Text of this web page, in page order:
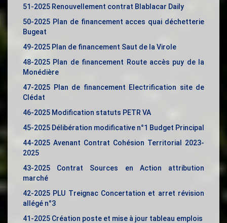
51-2025 Renouvellement contrat Blablacar Daily
50-2025 Plan de financement acces quai déchetterie
Bugeat
49-2025 Plan de financement Saut de la Virole
48-2025 Plan de financement Route accès puy de la
Monédière
47-2025 Plan de financement Electrification site de
Clédat
46-2025 Modification statuts PETR VA
45-2025 Délibération modificative n°1 Budget Principal
44-2025 Avenant Contrat Cohésion Territorial 2023-
2025
43-2025 Contrat Sources en Action attribution
marché
42-2025 PLU Treignac Concertation et arret révision
allégé n°3
41-2025 Création poste et mise à jour tableau emplois